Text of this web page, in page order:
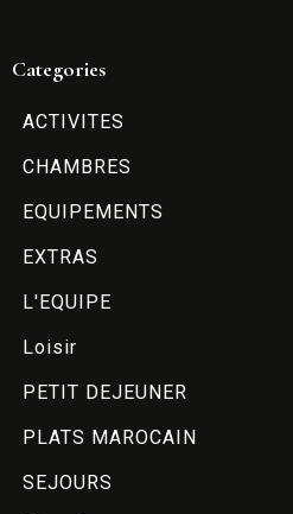
Categories
ACTIVITES
CHAMBRES
EQUIPEMENTS
EXTRAS
L'EQUIPE
Loisir
PETIT DEJEUNER
PLATS MAROCAIN
SEJOURS